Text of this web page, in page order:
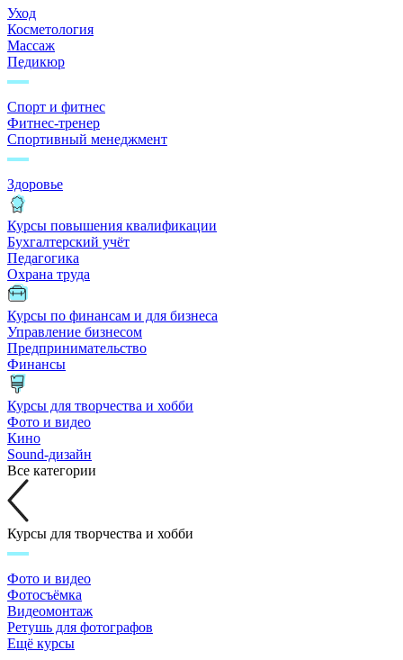
Уход
Косметология
Массаж
Педикюр
Спорт и фитнес
Фитнес-тренер
Спортивный менеджмент
Здоровье
Курсы повышения квалификации
Бухгалтерский учёт
Педагогика
Охрана труда
Курсы по финансам и для бизнеса
Управление бизнесом
Предпринимательство
Финансы
Курсы для творчества и хобби
Фото и видео
Кино
Sound-дизайн
Все категории
Курсы для творчества и хобби
Фото и видео
Фотосъёмка
Видеомонтаж
Ретушь для фотографов
Ещё курсы